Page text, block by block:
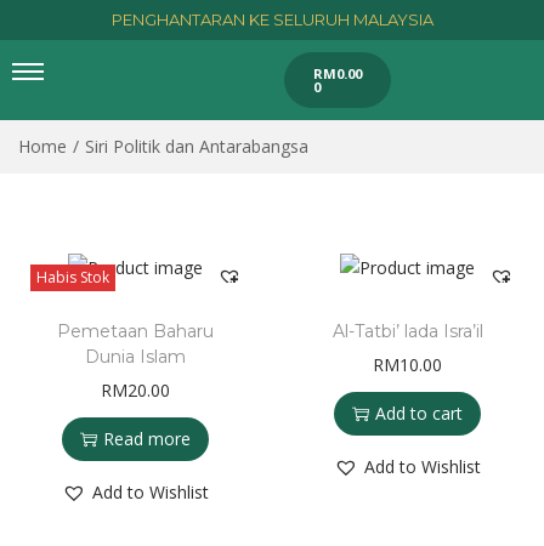
PENGHANTARAN KE SELURUH MALAYSIA
RM0.00
0
Home / Siri Politik dan Antarabangsa
Habis Stok
Pemetaan Baharu
Dunia Islam
RM20.00
Read more
Add to Wishlist
Al-Tatbi’ lada Isra’il
RM10.00
Add to cart
Add to Wishlist